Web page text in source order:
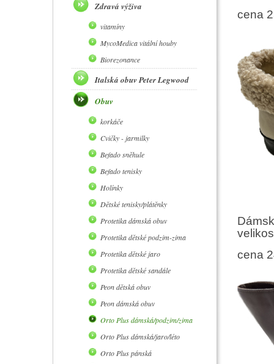
cena
cena
Zdravá výživa
vitamíny
MycoMedica vitální houby
Biorezonance
Italská obuv Peter Legwood
Obuv
korkáče
Cvičky - jarmilky
Befado sněhule
Befado tenisky
Holínky
Dětské tenisky/plátěnky
Protetika dámská obuv
Protetika dětské podzim-zima
Protetika dětské jaro
Protetika dětské sandále
Peon dětská obuv
Peon dámská obuv
Orto Plus dámská/podzim/zima
Orto Plus dámská/jaro/léto
Orto Plus pánská